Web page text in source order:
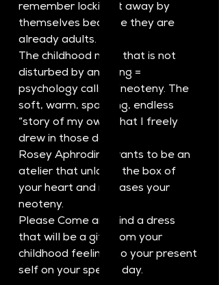
remember locking it away by
themselves because they are
already adults.
The childhood mind that is not
disturbed by anything =
psychology calls it “neoteny. The
soft, warm, sparkling, endless
“story of my own” that I freely
drew in those days.
Rosey Aphrodina wants to be an
atelier that unlocks the box of
your heart and releases your
neoteny.
Please Come and find a dress
that will be a gift from your
childhood feelings to your present
self on your special day.